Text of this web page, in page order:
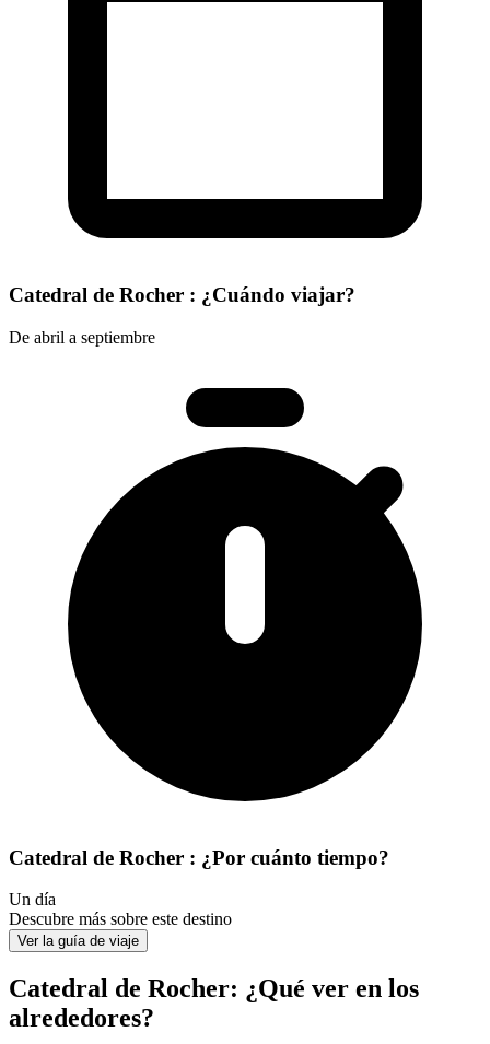
Catedral de Rocher : ¿Cuándo viajar?
De abril a septiembre
Catedral de Rocher : ¿Por cuánto tiempo?
Un día
Descubre más sobre este destino
Ver la guía de viaje
Catedral de Rocher: ¿Qué ver en los
alrededores?